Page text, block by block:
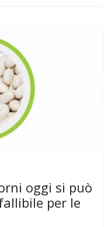
oggi si può
per le